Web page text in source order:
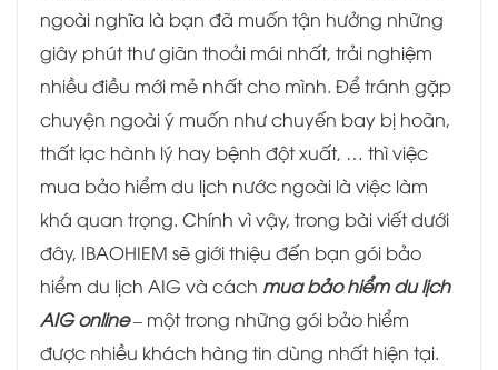
ngoài nghĩa là bạn đã muốn tận hưởng những
giây phút thư giãn thoải mái nhất, trải nghiệm
nhiều điều mới mẻ nhất cho mình. Để tránh gặp
chuyện ngoài ý muốn như chuyến bay bị hoãn,
thất lạc hành lý hay bệnh đột xuất, … thì việc
mua bảo hiểm du lịch nước ngoài là việc làm
khá quan trọng. Chính vì vậy, trong bài viết dưới
đây, IBAOHIEM sẽ giới thiệu đến bạn gói bảo
hiểm du lịch AIG và cách mua bảo hiểm du lịch
AIG online– một trong những gói bảo hiểm
được nhiều khách hàng tin dùng nhất hiện tại.